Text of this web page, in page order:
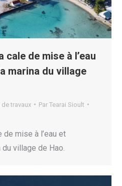
cale de mise à l’eau
marina du village
de travaux Par Tearai Sioult
mise à l’eau et
village de Hao.